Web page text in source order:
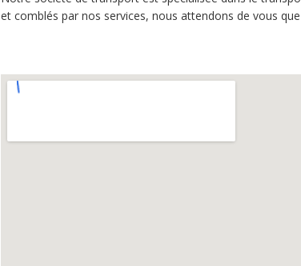
et comblés par nos services, nous attendons de vous